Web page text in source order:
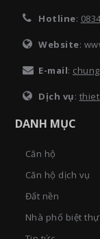
Hotline:
Website:
E-mail:
Dịch vụ:
DANH MỤC
Căn hộ
Căn hộ dịch vụ
Đất nền
Nhà phố biệt thự